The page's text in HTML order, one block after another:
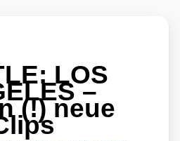
LOS
–
(!) neue